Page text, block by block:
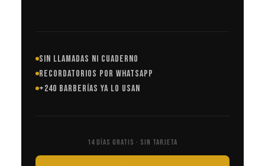
SIN LLAMADAS NI CUADERNO
RECORDATORIOS POR WHATSAPP
+240 BARBERÍAS YA LO USAN
14 DÍAS GRATIS · SIN TARJETA